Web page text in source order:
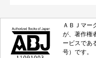
ＡＢＪマー
が、著作権
ービスであ
号）です。